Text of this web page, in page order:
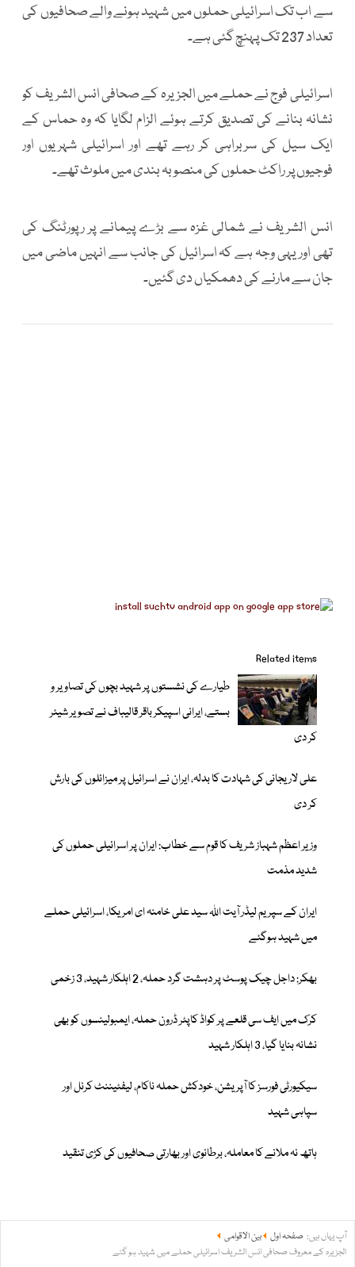
سے اب تک اسرائیلی حملوں میں شہید ہونے والے صحافیوں کی
تعداد 237 تک پہنچ گئی ہے۔
اسرائیلی فوج نے حملے میں الجزیرہ کے صحافی انس الشریف کو
نشانہ بنانے کی تصدیق کرتے ہوئے الزام لگایا کہ وہ حماس کے
ایک سیل کی سربراہی کر رہے تھے اور اسرائیلی شہریوں اور
فوجیوں پر راکٹ حملوں کی منصوبہ بندی میں ملوث تھے۔
انس الشریف نے شمالی غزہ سے بڑے پیمانے پر رپورٹنگ کی
تھی اور یہی وجہ ہے کہ اسرائیل کی جانب سے انہیں ماضی میں
جان سے مارنے کی دھمکیاں دی گئیں۔
Related items
طیارے کی نشستوں پر شہید بچوں کی تصاویر و
بستے، ایرانی اسپیکر باقر قالیباف نے تصویر شیئر
کر دی
علی لاریجانی کی شہادت کا بدلہ، ایران نے اسرائیل پر میزائلوں کی بارش
کر دی
وزیر اعظم شہباز شریف کا قوم سے خطاب: ایران پر اسرائیلی حملوں کی
شدید مذمت
ایران کے سپریم لیڈر آیت اللہ سید علی خامنہ ای امریکا، اسرائیلی حملے
میں شہید ہوگئے
بھکر: داجل چیک پوسٹ پر دہشت گرد حملہ، 2 اہلکار شہید، 3 زخمی
کرک میں ایف سی قلعے پر کواڈ کاپٹر ڈرون حملہ، ایمبولینسوں کو بھی
نشانہ بنایا گیا، 3 اہلکار شہید
سیکیورٹی فورسز کا آپریشن، خودکش حملہ ناکام، لیفٹیننٹ کرنل اور
سپاہی شہید
ہاتھ نہ ملانے کا معاملہ، برطانوی اور بھارتی صحافیوں کی کڑی تنقید
آپ یہاں ہیں: صفحہ اول
بین الاقوامی
الجزیرہ کے معروف صحافی انس الشریف اسرائیلی حملے میں شہید ہو گئے